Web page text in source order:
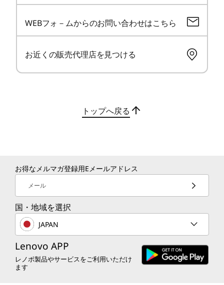
ォーマンス
実際のワークフロ
ーに合わせて構築
AIアクセラレーション機能を内蔵した
に処理し、次世代のAI生産性を提供しま
高
ィ
ユー
Copilot+ 対応のオンデバイスAI
内蔵AIアクセラレーシ
専用のAMD XDNA™ 2 NPUにより、AIタスクをデ
なし
ビデオ・チップ
NVIDIA RTX PRO 500 Blackwell Laptop GPU
NVIDIA RTX PRO 1000 Blackwell Laptop GPU
16.0型 2.8K OLED (2880 x 1800) 、500nit、ブルーライト
16.0型 WUXGA IPS液晶 (1920 x 1200) 、400nit、光沢な
し
インターフェース(ポート)
HDMIポートｘ1、コンボジャックｘ1、ケーブルロックス
ロット（2.5x6mm）、イーサネットコネクター(RJ-45)、
SDカードリーダー (SD Express 7.0)*1、Nano-SIMカード
スロット*1、スマートカードリーダー*1
インターフェース(USBポート)
マイクロホン/ヘッドホン・コンボ・ジャック
WEBフォ－ムからのお問い合わせはこちら
お近くの販売代理店を見つける
トップへ戻る
お得なメルマガ登録用Eメールアドレス
メール
国・地域を選択
JAPAN
Lenovo APP
レノボ製品やサービスをご利用いただけ
ます